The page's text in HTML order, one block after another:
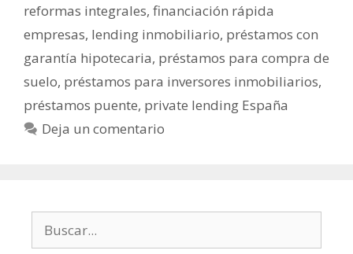
reformas integrales, financiación rápida
empresas, lending inmobiliario, préstamos con
garantía hipotecaria, préstamos para compra de
suelo, préstamos para inversores inmobiliarios,
préstamos puente, private lending España
Deja un comentario